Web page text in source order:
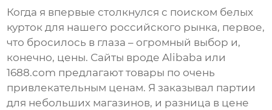
Когда я впервые столкнулся с поиском белых
курток для нашего российского рынка, первое,
что бросилось в глаза – огромный выбор и,
конечно, цены. Сайты вроде Alibaba или
1688.com предлагают товары по очень
привлекательным ценам. Я заказывал партии
для небольших магазинов, и разница в цене